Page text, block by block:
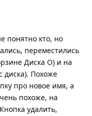
понятно кто, но
переместились
Диска О) и на
диска). Похоже
про новое имя, а
похоже, на
удалить,